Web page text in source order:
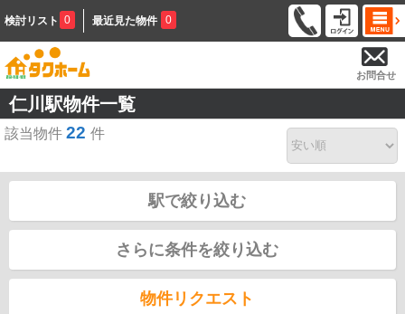
検討リスト 0 最近見た物件 0
お問合せ
仁川駅物件一覧
該当物件 22 件
駅で絞り込む
さらに条件を絞り込む
物件リクエスト